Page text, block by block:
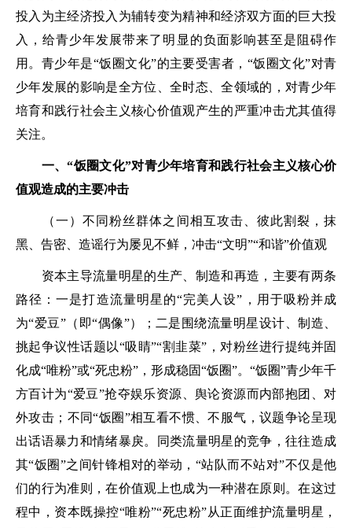
投入为主经济投入为辅转变为精神和经济双方面的巨大投
入，给青少年发展带来了明显的负面影响甚至是阻碍作
用。青少年是“饭圈文化”的主要受害者，“饭圈文化”对青
少年发展的影响是全方位、全时态、全领域的，对青少年
培育和践行社会主义核心价值观产生的严重冲击尤其值得
关注。
一、“饭圈文化”对青少年培育和践行社会主义核心价
值观造成的主要冲击
（一）不同粉丝群体之间相互攻击、彼此割裂，抹
黑、告密、造谣行为屡见不鲜，冲击“文明”“和谐”价值观
资本主导流量明星的生产、制造和再造，主要有两条
路径：一是打造流量明星的“完美人设”，用于吸粉并成
为“爱豆”（即“偶像”）；二是围绕流量明星设计、制造、
挑起争议性话题以“吸睛”“割韭菜”，对粉丝进行提纯并固
化成“唯粉”或“死忠粉”，形成稳固“饭圈”。“饭圈”青少年千
方百计为“爱豆”抢夺娱乐资源、舆论资源而内部抱团、对
外攻击；不同“饭圈”相互看不惯、不服气，议题争论呈现
出话语暴力和情绪暴戾。同类流量明星的竞争，往往造成
其“饭圈”之间针锋相对的举动，“站队而不站对”不仅是他
们的行为准则，在价值观上也成为一种潜在原则。在这过
程中，资本既操控“唯粉”“死忠粉”从正面维护流量明星，